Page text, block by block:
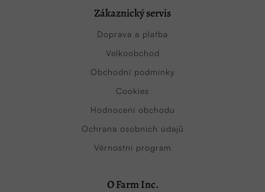
Zákaznický servis
Doprava a platba
Velkoobchod
Obchodní podmínky
Cookies
Hodnocení obchodu
Ochrana osobních údajů
Věrnostní program
O Farm Inc.